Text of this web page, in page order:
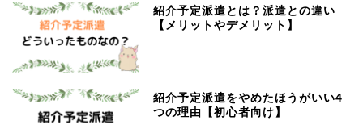
紹介予定派遣とは？派遣との違い
【メリットやデメリット】
紹介予定派遣をやめたほうがいい4
つの理由【初心者向け】